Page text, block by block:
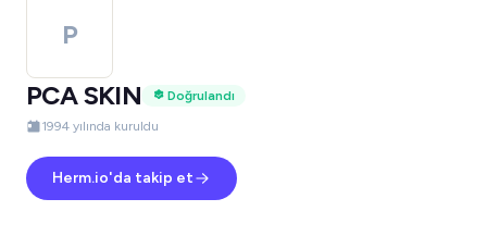
P
PCA SKIN
Doğrulandı
1994 yılında kuruldu
Herm.io'da takip et